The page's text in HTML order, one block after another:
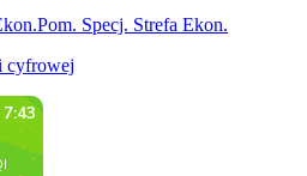
Pom. Specj. Strefa Ekon.
cyfrowej